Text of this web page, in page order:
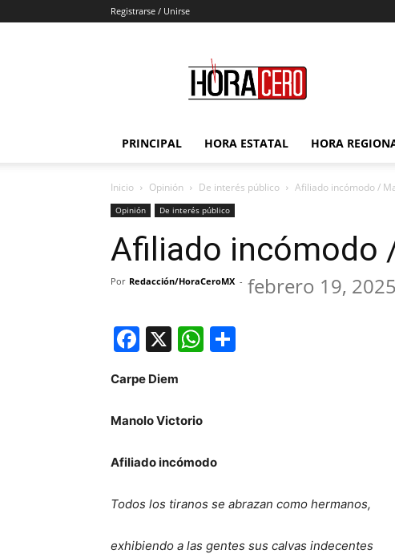
Registrarse / Unirse
Cero
PRINCIPAL HORA ESTATAL HORA
Inicio Opinión De interés público Afiliado incómodo /
Opinión De interés público
Afiliado incómodo
Por Redacción/HoraCeroMX - febrero 19, 2025
Facebook
X WhatsApp
Carpe Diem
Manolo Victorio
Afiliado incómodo
Todos los tiranos se abrazan como hermanos,
exhibiendo a las gentes sus calvas indecentes